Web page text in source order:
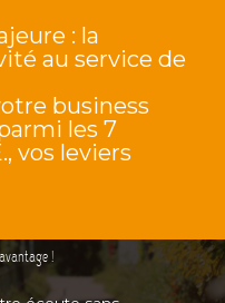
: la
au service de
business
les 7
vos leviers
!